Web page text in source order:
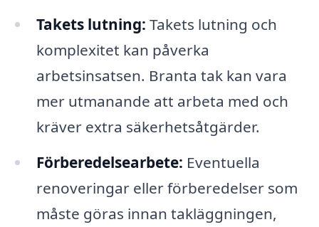
Takets lutning: Takets lutning och
komplexitet kan påverka
arbetsinsatsen. Branta tak kan vara
mer utmanande att arbeta med och
kräver extra säkerhetsåtgärder.
Förberedelsearbete: Eventuella
renoveringar eller förberedelser som
måste göras innan takläggningen,